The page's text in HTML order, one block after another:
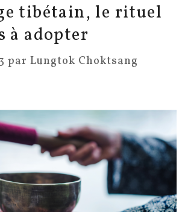
tibétain, le rituel
à adopter
par Lungtok Choktsang